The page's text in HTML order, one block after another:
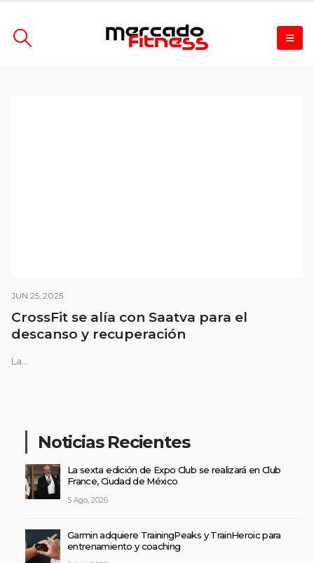
JUN 25, 2025
CrossFit se alía con Saatva para el
descanso y recuperación
La...
Noticias Recientes
La sexta edición de Expo Club se realizará en Club
France, Ciudad de México
5 Ago, 2026
Garmin adquiere TrainingPeaks y TrainHeroic para
entrenamiento y coaching